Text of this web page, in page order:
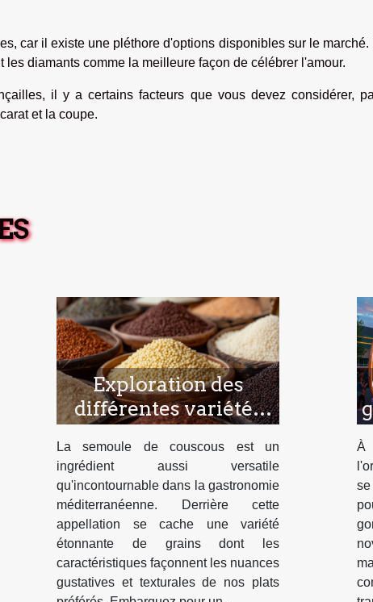
car il existe une pléthore d'options disponibles sur le marché. Il
diamants comme la meilleure façon de célébrer l'amour.
il y a certains facteurs que vous devez considérer,
et la coupe.
Exploration des
différentes variétés
de semoule pour
couscous
La semoule de couscous est un
ingrédient aussi versatile
qu'incontournable dans la gastronomie
méditerranéenne. Derrière cette
appellation se cache une variété
étonnante de grains dont les
caractéristiques façonnent les nuances
gustatives et texturales de nos plats
À
se